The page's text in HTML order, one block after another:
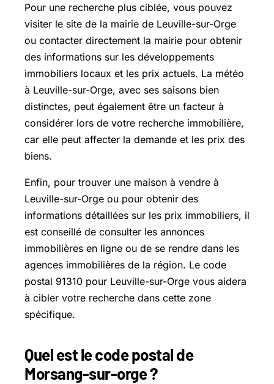
Pour une recherche plus ciblée, vous pouvez
visiter le site de la mairie de Leuville-sur-Orge
ou contacter directement la mairie pour obtenir
des informations sur les développements
immobiliers locaux et les prix actuels. La météo
à Leuville-sur-Orge, avec ses saisons bien
distinctes, peut également être un facteur à
considérer lors de votre recherche immobilière,
car elle peut affecter la demande et les prix des
biens.
Enfin, pour trouver une maison à vendre à
Leuville-sur-Orge ou pour obtenir des
informations détaillées sur les prix immobiliers, il
est conseillé de consulter les annonces
immobilières en ligne ou de se rendre dans les
agences immobilières de la région. Le code
postal 91310 pour Leuville-sur-Orge vous aidera
à cibler votre recherche dans cette zone
spécifique.
Quel est le code postal de
Morsang-sur-orge ?